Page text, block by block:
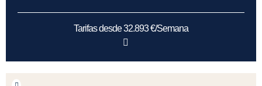
Tarifas desde 32.893 €/Semana